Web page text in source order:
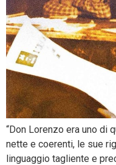
“Don Lorenzo era uno di
nette e coerenti, le sue
linguaggio tagliente e